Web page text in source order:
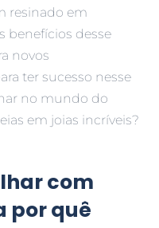
resinado em
benefícios desse
novos
ter sucesso nesse
no mundo do
em joias incríveis?
com
por quê